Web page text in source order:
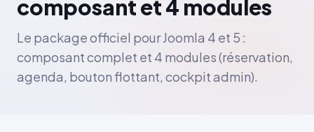
composant et 4 modules
Le package officiel pour Joomla 4 et 5 :
composant complet et 4 modules (réservation,
agenda, bouton flottant, cockpit admin).